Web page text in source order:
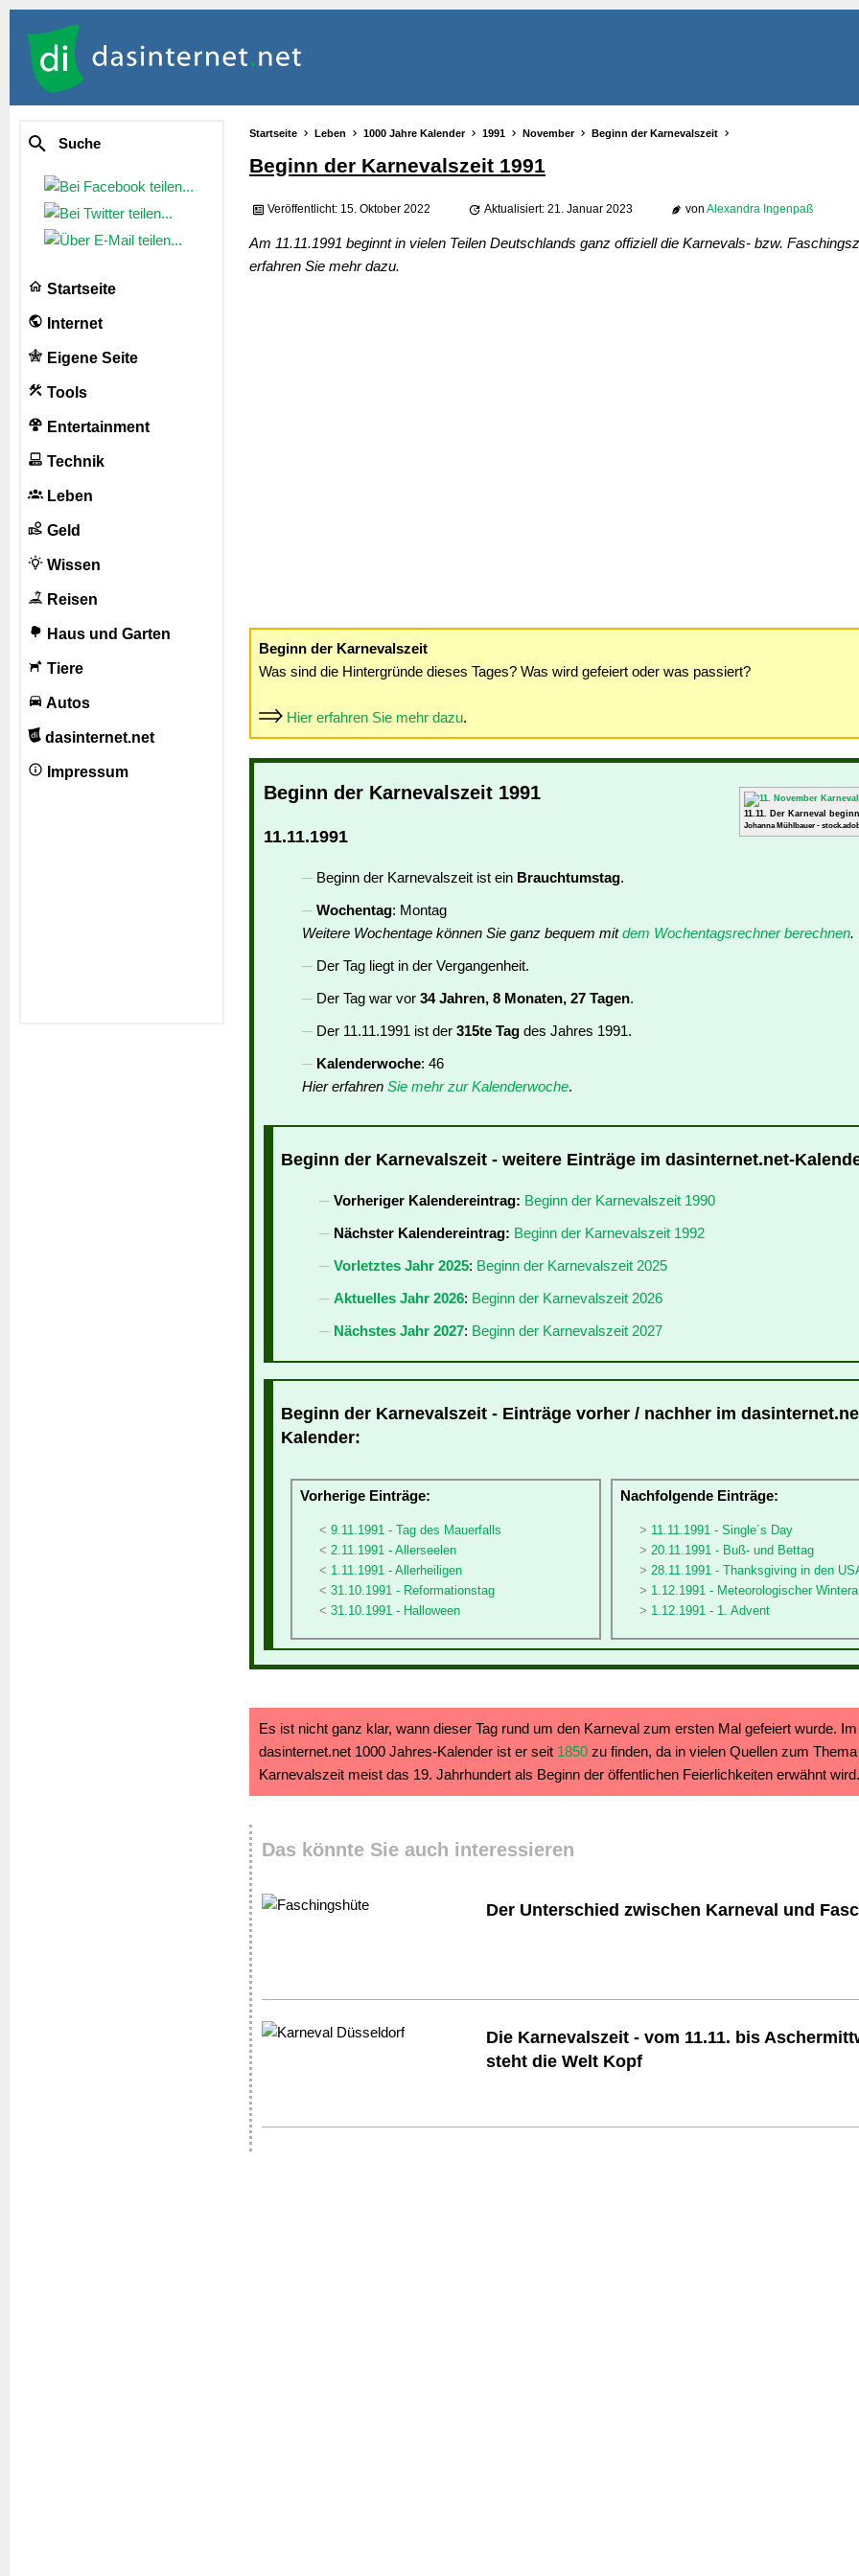
Suche
Startseite
Internet
Eigene Seite
Tools
Entertainment
Technik
Leben
Geld
Wissen
Reisen
Haus und Garten
Tiere
Autos
dasinternet.net
Impressum
Startseite Leben 1000 Jahre Kalender 1991 November Beginn der Karnevalszeit
Beginn der Karnevalszeit 1991
Veröffentlicht: 15. Oktober 2022 Aktualisiert: 21. Januar 2023 von Alexandra Ingenpaß
Am 11.11.1991 beginnt in vielen Teilen Deutschlands ganz offiziell die Karnevals- bzw.
erfahren Sie mehr dazu.
Beginn der Karnevalszeit
Was sind die Hintergründe dieses Tages? Was wird gefeiert oder was passiert?
Hier erfahren Sie mehr dazu.
11.11. Der Karneval
Johanna Mühlbauer -
Beginn der Karnevalszeit 1991
11.11.1991
Beginn der Karnevalszeit ist ein Brauchtumstag.
Wochentag: Montag
Weitere Wochentage können Sie ganz bequem mitdem Wochentagsrechner berechnen.
Der Tag liegt in der Vergangenheit.
Der Tag war vor 34 Jahren, 8 Monaten, 27 Tagen.
Der 11.11.1991 ist der 315te Tag des Jahres 1991.
Kalenderwoche: 46
Hier erfahren Sie mehr zur Kalenderwoche.
Beginn der Karnevalszeit - weitere Einträge im dasinternet.net-
Vorheriger Kalendereintrag: Beginn der Karnevalszeit 1990
Nächster Kalendereintrag: Beginn der Karnevalszeit 1992
Vorletztes Jahr 2025: Beginn der Karnevalszeit 2025
Aktuelles Jahr 2026: Beginn der Karnevalszeit 2026
Nächstes Jahr 2027: Beginn der Karnevalszeit 2027
Beginn der Karnevalszeit - Einträge vorher / nachher im
Kalender:
Vorherige Einträge:
9.11.1991 - Tag des Mauerfalls
2.11.1991 - Allerseelen
1.11.1991 - Allerheiligen
31.10.1991 - Reformationstag
31.10.1991 - Halloween
Nachfolgende Einträge:
11.11.1991 - Single´s Day
20.11.1991 - Buß- und Bettag
28.11.1991 - Thanksgiving in den
1.12.1991 - Meteorologischer
1.12.1991 - 1. Advent
Es ist nicht ganz klar, wann dieser Tag rund um den Karneval zum ersten Mal gefeiert wurde. Im
dasinternet.net 1000 Jahres-Kalender ist er seit 1850 zu finden, da in vielen Quellen zum Thema
Karnevalszeit meist das 19. Jahrhundert als Beginn der öffentlichen Feierlichkeiten erwähnt wird.
Das könnte Sie auch interessieren
Der Unterschied zwischen Karneval und
Die Karnevalszeit - vom 11.11. bis
steht die Welt Kopf